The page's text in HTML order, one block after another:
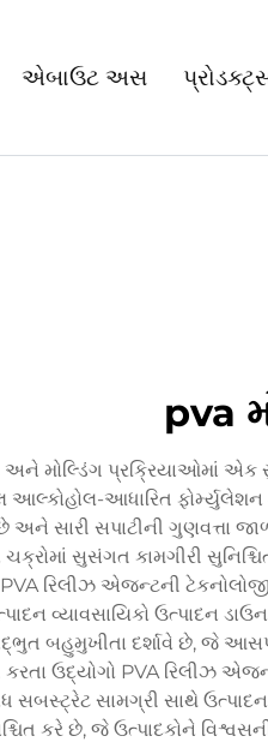
એબાઉટ અસ
pva
મોલ્ડિંગ પ્રક્રિયાઓમાં એક
આલ્કોહોલ-આધારિત
સપાટીની ગુણવત્તા
ચક્રોમાં સુસંગત કામગીરી
રિલીઝ એજન્ટની
ઉત્પાદન
બહુમુખીતા દર્શાવે છે, જે
કરતા ઉદ્યોગો PVA રિલીઝ
સબસ્ટ્રેટ સામગ્રી સાથે
કરે છે, જે ઉત્પાદકોને